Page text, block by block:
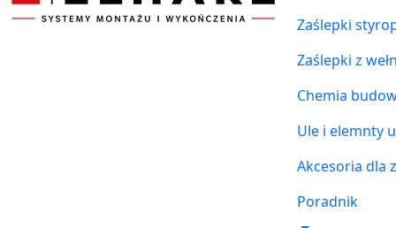
Zaślepki
Zaślepki z
Chemia
Ule i elemnty
Akcesoria dla
Poradnik